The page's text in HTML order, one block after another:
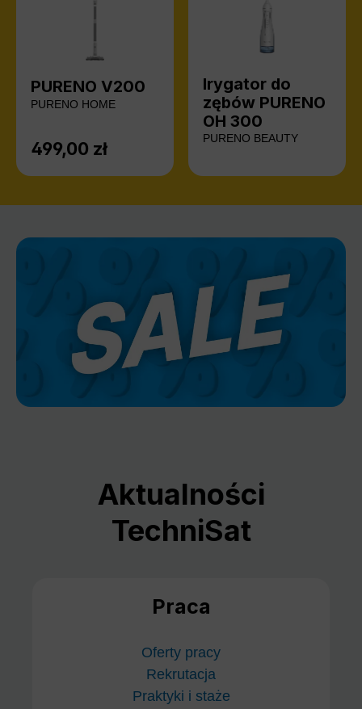
PURENO V200
PURENO HOME
Cena regularna:
499,00 zł
Irygator do
zębów PURENO
OH 300
PURENO BEAUTY
Aktualności
TechniSat
Praca
Oferty pracy
Rekrutacja
Praktyki i staże